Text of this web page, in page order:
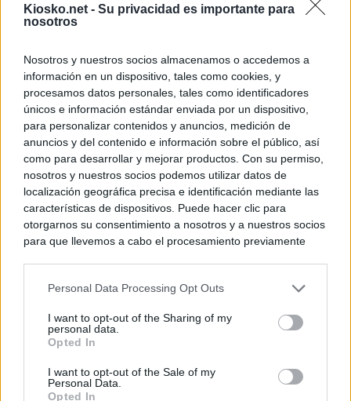
Kiosko.net - Su privacidad es importante para
nosotros
Nosotros y nuestros socios almacenamos o accedemos a
información en un dispositivo, tales como cookies, y
procesamos datos personales, tales como identificadores
únicos e información estándar enviada por un dispositivo,
para personalizar contenidos y anuncios, medición de
anuncios y del contenido e información sobre el público, así
como para desarrollar y mejorar productos. Con su permiso,
nosotros y nuestros socios podemos utilizar datos de
localización geográfica precisa e identificación mediante las
características de dispositivos. Puede hacer clic para
otorgarnos su consentimiento a nosotros y a nuestros socios
para que llevemos a cabo el procesamiento previamente
negar su consentimiento. Tenga en cuenta que algún
de su consentimiento, pero usted tiene el derecho de
rechazar tal procesamiento. Sus preferencias se aplicarán
cualquier momento entrando de nuevo en este sitio web o
visitando nuestra política de privacidad.
Personal Data Processing Opt Outs
I want to opt-out of the Sharing of my
personal data.
Opted In
I want to opt-out of the Sale of my
Personal Data.
Opted In